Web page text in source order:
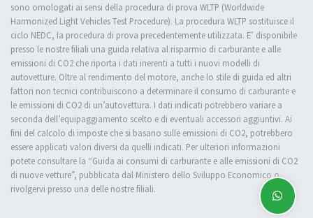
sono omologati ai sensi della procedura di prova WLTP (Worldwide
Harmonized Light Vehicles Test Procedure). La procedura WLTP sostituisce il
ciclo NEDC, la procedura di prova precedentemente utilizzata. E’ disponibile
presso le nostre filiali una guida relativa al risparmio di carburante e alle
emissioni di CO2 che riporta i dati inerenti a tutti i nuovi modelli di
autovetture. Oltre al rendimento del motore, anche lo stile di guida ed altri
fattori non tecnici contribuiscono a determinare il consumo di carburante e
le emissioni di CO2 di un’autovettura. I dati indicati potrebbero variare a
seconda dell’equipaggiamento scelto e di eventuali accessori aggiuntivi. Ai
fini del calcolo di imposte che si basano sulle emissioni di CO2, potrebbero
essere applicati valori diversi da quelli indicati. Per ulteriori informazioni
potete consultare la “Guida ai consumi di carburante e alle emissioni di CO2
di nuove vetture”, pubblicata dal Ministero dello Sviluppo Economico o
rivolgervi presso una delle nostre filiali.